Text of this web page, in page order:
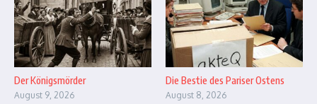
Der Königsmörder
August 9, 2026
Die Bestie des Pariser Ostens
August 8, 2026